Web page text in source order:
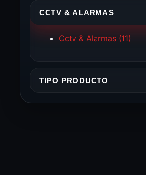
CCTV & ALARMAS
Cctv & Alarmas (11)
TIPO PRODUCTO